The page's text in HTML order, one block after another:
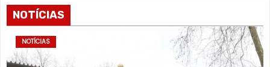
NOTÍCIAS
NOTÍCIAS